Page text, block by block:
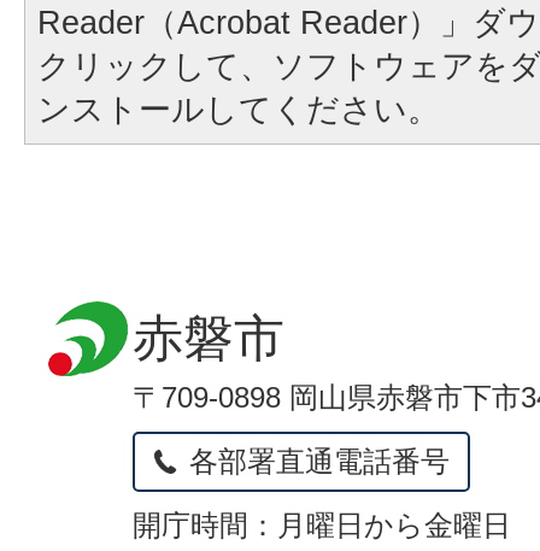
Reader（Acrobat Reader）」ダ
クリックして、ソフトウェアを
ンストールしてください。
赤磐市
〒709-0898 岡山県赤磐市下市
各部署直通電話番号
開庁時間：月曜日から金曜日